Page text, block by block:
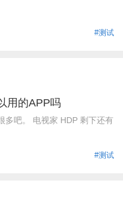
#测试
用的APP吗
多吧。 电视家 HDP 剩下还有
#测试